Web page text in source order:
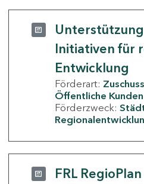
Initiativen für
Entwicklung
Förderart: Zuschuss
Öffentliche Kunden
Förderzweck:
FRL